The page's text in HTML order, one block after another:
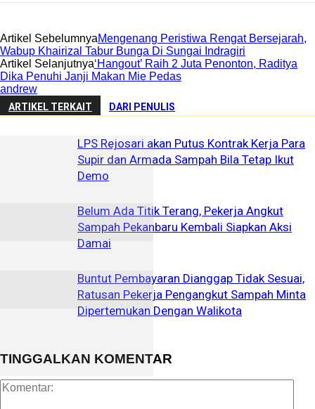
Artikel SebelumnyaMengenang Peristiwa Rengat Bersejarah,
Wabup Khairizal Tabur Bunga Di Sungai Indragiri
Artikel Selanjutnya‘Hangout’ Raih 2 Juta Penonton, Raditya
Dika Penuhi Janji Makan Mie Pedas
andrew
ARTIKEL TERKAIT DARI PENULIS
LPS Rejosari akan Putus Kontrak Kerja Para
Supir dan Armada Sampah Bila Tetap Ikut
Demo
Belum Ada Titik Terang, Pekerja Angkut
Sampah Pekanbaru Kembali Siapkan Aksi
Damai
Buntut Pembayaran Dianggap Tidak Sesuai,
Ratusan Pekerja Pengangkut Sampah Minta
Dipertemukan Dengan Walikota
TINGGALKAN KOMENTAR